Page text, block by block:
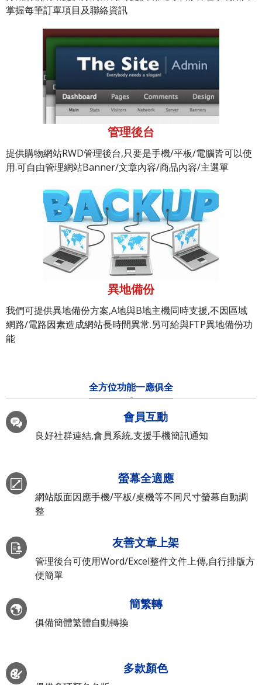
掌握每筆訂單項目及聯絡資訊
管理後台
提供購物網站RWD管理後台,只要是手機/平板/電腦皆可以使
用.可自由管理網站Banner/文章內容/商品內容/主選單
異地備份
我們可提供異地備份方案,A地與B地主機同時支援,不因區域
網路/電路因素造成網站長時間異常.另可給與FTP異地備份功
能
全方位功能一應俱全
會員互動
良好社群連結,會員系統,支援手機簡訊通知
螢幕全適應
網站版面因應手機/平板/桌機等不同尺寸螢幕自動調
整
友善文章上架
管理後台可使用Word/Excel整件文件上傳,自行排版方
便簡單
簡繁轉
俱備簡體繁體自動轉換
多款顏色